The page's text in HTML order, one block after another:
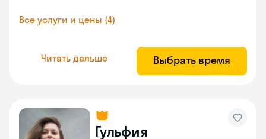
Все услуги и цены (4)
Читать дальше Выбрать время
Гульфия